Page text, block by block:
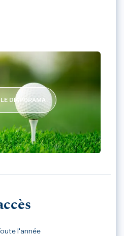
DIAPORAMA
l'année